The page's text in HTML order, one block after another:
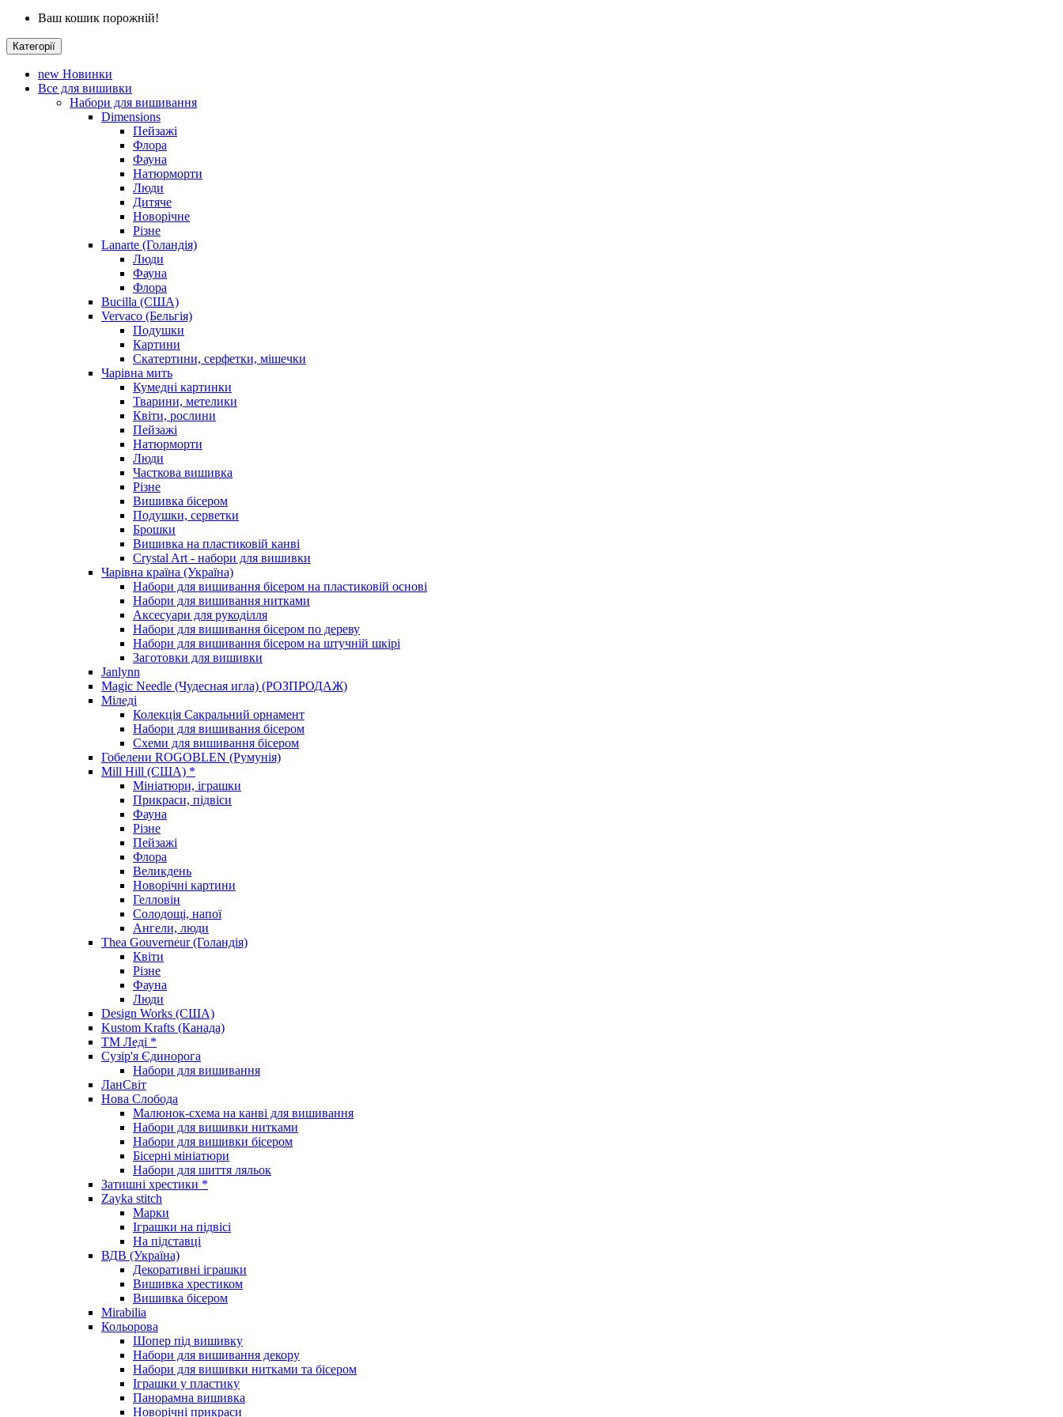
Ваш кошик порожній!
Категорії
new Новинки
Все для вишивки
Набори для вишивання
Dimensions
Пейзажі
Флора
Фауна
Натюрморти
Люди
Дитяче
Новорічне
Різне
Lanarte (Голандія)
Люди
Фауна
Флора
Bucilla (США)
Vervaco (Бельгія)
Подушки
Картини
Скатертини, серфетки, мішечки
Чарiвна мить
Кумедні картинки
Тварини, метелики
Квіти, рослини
Пейзажі
Натюрморти
Люди
Часткова вишивка
Різне
Вишивка бісером
Подушки, серветки
Брошки
Вишивка на пластиковій канві
Crystal Art - набори для вишивки
Чарівна країна (Україна)
Набори для вишивання бісером на пластиковій основі
Набори для вишивання нитками
Аксесуари для рукоділля
Набори для вишивання бісером по дереву
Набори для вишивання бісером на штучній шкірі
Заготовки для вишивки
Janlynn
Magic Needle (Чудесная игла) (РОЗПРОДАЖ)
Міледі
Колекція Сакральний орнамент
Набори для вишивання бісером
Схеми для вишивання бісером
Гобелени ROGOBLEN (Румунія)
Mill Hill (США) *
Мініатюри, іграшки
Прикраси, підвіси
Фауна
Різне
Пейзажі
Флора
Великдень
Новорічні картини
Гелловін
Солодощі, напої
Ангели, люди
Thea Gouverneur (Голандія)
Квіти
Різне
Фауна
Люди
Design Works (США)
Kustom Krafts (Канада)
ТМ Леді *
Сузір'я Єдинорога
Набори для вишивання
ЛанСвіт
Нова Слобода
Малюнок-схема на канві для вишивання
Набори для вишивки нитками
Набори для вишивки бісером
Бісерні мініатюри
Набори для шиття ляльок
Затишні хрестики *
Zayka stitch
Марки
Іграшки на підвісі
На підставці
ВДВ (Україна)
Декоративні іграшки
Вишивка хрестиком
Вишивка бісером
Mirabilia
Кольорова
Шопер під вишивку
Набори для вишивання декору
Набори для вишивки нитками та бісером
Іграшки у пластику
Панорамна вишивка
Новорічні прикраси